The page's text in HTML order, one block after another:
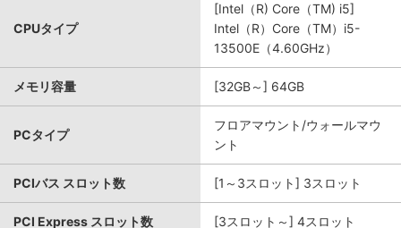
CPUタイプ
[Intel（R) Core（TM) i5]
Intel（R）Core（TM）i5-
13500E（4.60GHz）
メモリ容量 [32GB～] 64GB
PCタイプ
フロアマウント/ウォールマウ
ント
PCIバス スロット数 [1～3スロット] 3スロット
PCI Express スロット数 [3スロット～] 4スロット